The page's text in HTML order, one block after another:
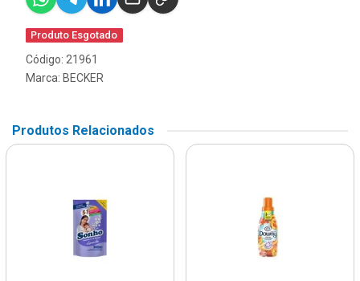
Produto Esgotado
Código: 21961
Marca: BECKER
Produtos Relacionados